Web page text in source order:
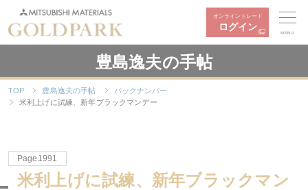
オンライントレード
ログイン
MENU
豊島逸夫の手帖
TOP 豊島逸夫の手帖
バックナンバー
米利上げに試練、新年ブラックマンデー
Page1991
米利上げに試練、新年ブラックマン